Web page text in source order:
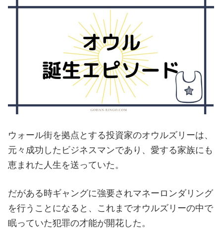
ウォール街を拠点とする投資家のオウルズリーは、
元々成功したビジネスマンであり、愛する家族にも
恵まれた人生を送っていた。
だがある時ギャングに強要されマネーロンダリング
を行うことになると、これまでオウルズリーの中で
眠っていた犯罪の才能が開花した。